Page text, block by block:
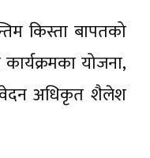
किस्ता बापतको
योजना,
अधिकृत शैलेश